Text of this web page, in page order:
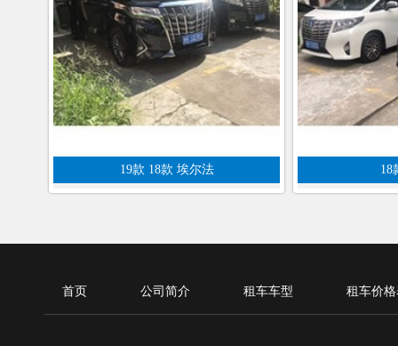
19款 18款 埃尔法 18
首页 公司简介 租车车型 租车价